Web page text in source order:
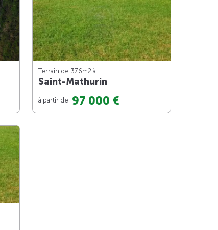
Terrain de 376m2 à
Saint-Mathurin
à partir de 97 000 €